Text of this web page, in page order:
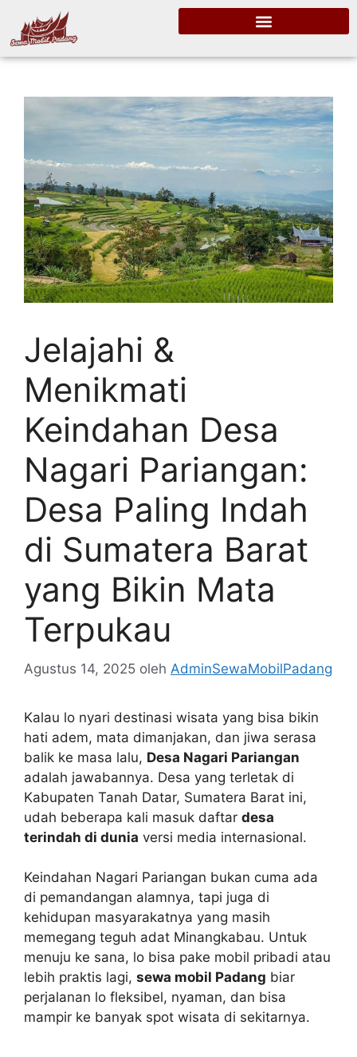
Jelajahi &
Menikmati
Keindahan Desa
Nagari Pariangan:
Desa Paling Indah
di Sumatera Barat
yang Bikin Mata
Terpukau
Agustus 14, 2025 oleh AdminSewaMobilPadang
Kalau lo nyari destinasi wisata yang bisa bikin
hati adem, mata dimanjakan, dan jiwa serasa
balik ke masa lalu, Desa Nagari Pariangan
adalah jawabannya. Desa yang terletak di
Kabupaten Tanah Datar, Sumatera Barat ini,
udah beberapa kali masuk daftar desa
terindah di dunia versi media internasional.
Keindahan Nagari Pariangan bukan cuma ada
di pemandangan alamnya, tapi juga di
kehidupan masyarakatnya yang masih
memegang teguh adat Minangkabau. Untuk
menuju ke sana, lo bisa pake mobil pribadi atau
lebih praktis lagi, sewa mobil Padang biar
perjalanan lo fleksibel, nyaman, dan bisa
mampir ke banyak spot wisata di sekitarnya.